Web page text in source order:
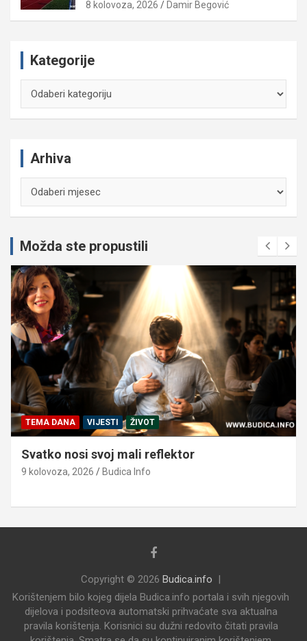
8 kolovoza, 2026 Damir Begović
Kategorije
Arhiva
Možda ste propustili
TEMA DANA VIJESTI ŽIVOT
Svatko nosi svoj mali reflektor
9 kolovoza, 2026 Budica Info
Copyright © 2026 Budica.info
Korištenjem bilo kojeg dijela Budica.info portala i svih njegovih
dijelova i podsiteova automatski prihvaćate sva aktualna
pravila korištenja. Korisnici su dužni redovito čitati pravila